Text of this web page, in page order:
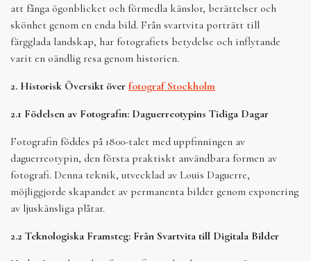
att fånga ögonblicket och förmedla känslor, berättelser och
skönhet genom en enda bild. Från svartvita porträtt till
färgglada landskap, har fotografiets betydelse och inflytande
varit en oändlig resa genom historien.
2. Historisk Översikt över fotograf Stockholm
2.1 Födelsen av Fotografin: Daguerreotypins Tidiga Dagar
Fotografin föddes på 1800-talet med uppfinningen av
daguerreotypin, den första praktiskt användbara formen av
fotografi. Denna teknik, utvecklad av Louis Daguerre,
möjliggjorde skapandet av permanenta bilder genom exponering
av ljuskänsliga plåtar.
2.2 Teknologiska Framsteg: Från Svartvita till Digitala Bilder